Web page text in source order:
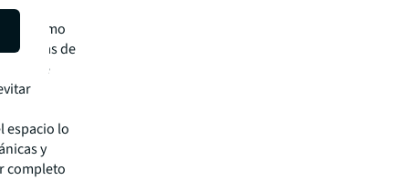
como
calderas de
ya que
espacio lo
y
completo